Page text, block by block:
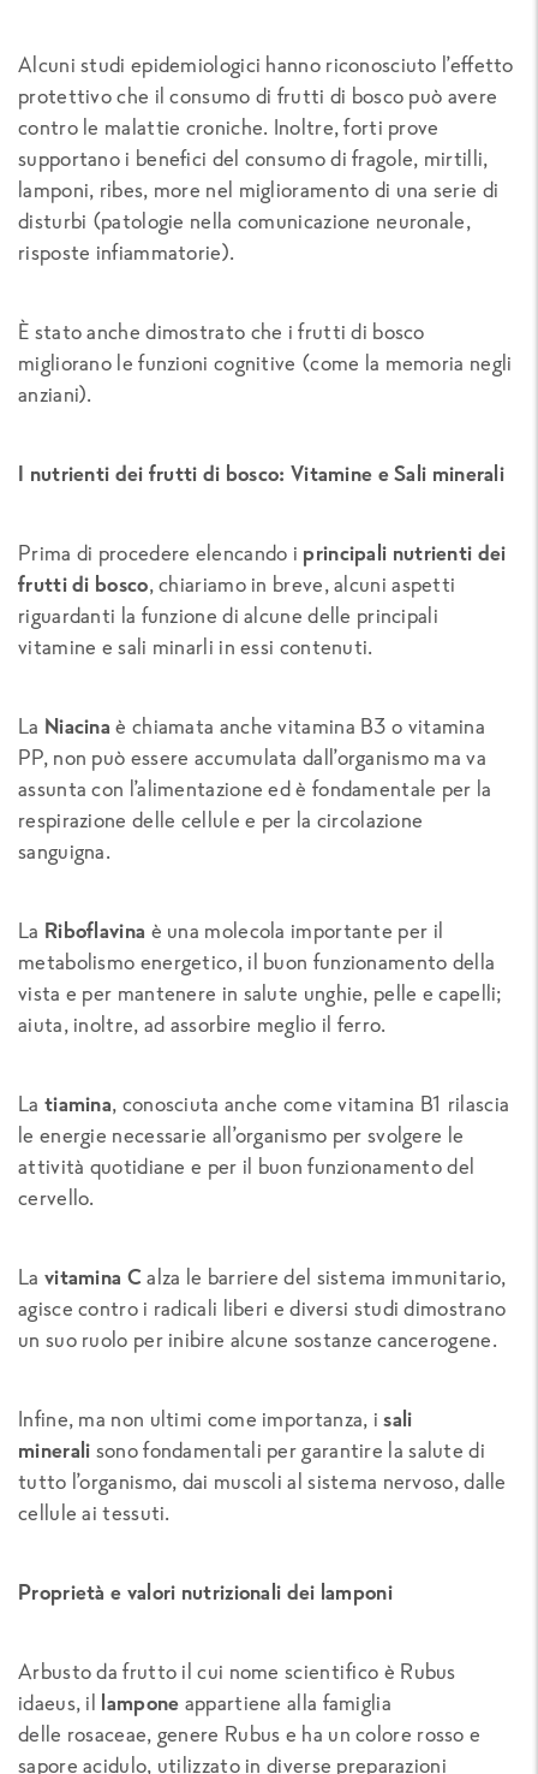
Alcuni studi epidemiologici hanno riconosciuto l’effetto
protettivo che il consumo di frutti di bosco può avere
contro le malattie croniche. Inoltre, forti prove
supportano i benefici del consumo di fragole, mirtilli,
lamponi, ribes, more nel miglioramento di una serie di
disturbi (patologie nella comunicazione neuronale,
risposte infiammatorie).
È stato anche dimostrato che i frutti di bosco
migliorano le funzioni cognitive (come la memoria negli
anziani).
I nutrienti dei frutti di bosco: Vitamine e Sali minerali
Prima di procedere elencando i principali nutrienti dei
frutti di bosco, chiariamo in breve, alcuni aspetti
riguardanti la funzione di alcune delle principali
vitamine e sali minarli in essi contenuti.
La Niacina è chiamata anche vitamina B3 o vitamina
PP, non può essere accumulata dall’organismo ma va
assunta con l’alimentazione ed è fondamentale per la
respirazione delle cellule e per la circolazione
sanguigna.
La Riboflavina è una molecola importante per il
metabolismo energetico, il buon funzionamento della
vista e per mantenere in salute unghie, pelle e capelli;
aiuta, inoltre, ad assorbire meglio il ferro.
La tiamina, conosciuta anche come vitamina B1 rilascia
le energie necessarie all’organismo per svolgere le
attività quotidiane e per il buon funzionamento del
cervello.
La vitamina Calza le barriere del sistema immunitario,
agisce contro i radicali liberi e diversi studi dimostrano
un suo ruolo per inibire alcune sostanze cancerogene.
Infine, ma non ultimi come importanza, isali
minerali sono fondamentali per garantire la salute di
tutto l’organismo, dai muscoli al sistema nervoso, dalle
cellule ai tessuti.
Proprietà e valori nutrizionali dei lamponi
Arbusto da frutto il cui nome scientifico è Rubus
idaeus, il lampone appartiene alla famiglia
delle rosaceae, genere Rubus e ha un colore rosso e
sapore acidulo, utilizzato in diverse preparazioni